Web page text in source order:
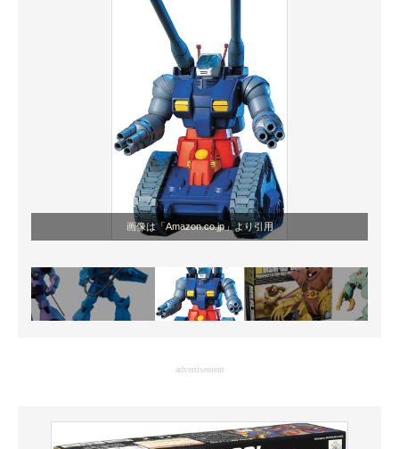
画像は「Amazon.co.jp」より引用
advertisement